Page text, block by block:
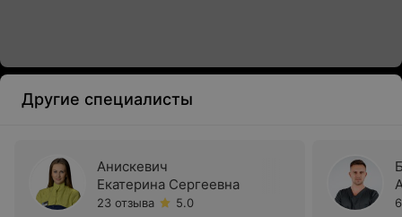
Другие специалисты
Анискевич
Екатерина Сергеевна
23 отзыва
5.0